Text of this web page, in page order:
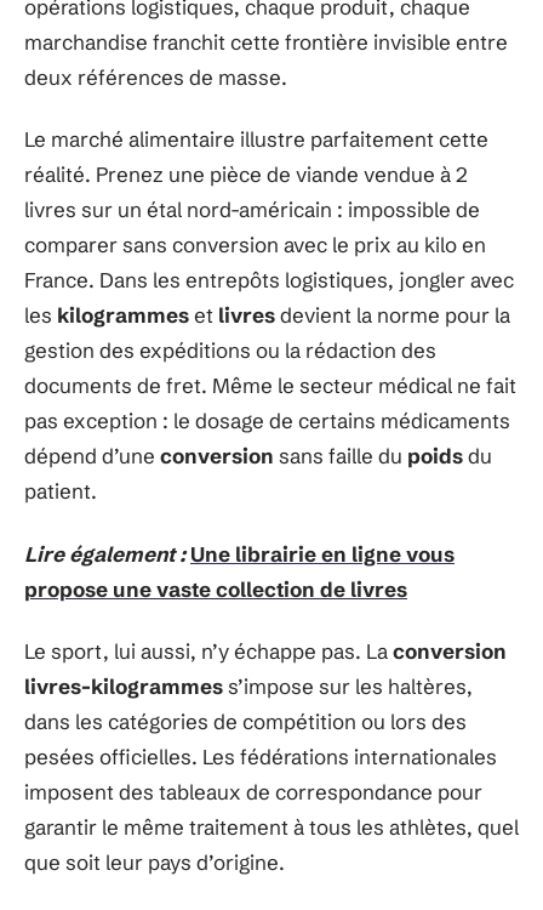
opérations logistiques, chaque produit, chaque
marchandise franchit cette frontière invisible entre
deux références de masse.
Le marché alimentaire illustre parfaitement cette
réalité. Prenez une pièce de viande vendue à 2
livres sur un étal nord-américain : impossible de
comparer sans conversion avec le prix au kilo en
France. Dans les entrepôts logistiques, jongler avec
les kilogrammeset livresdevient la norme pour la
gestion des expéditions ou la rédaction des
documents de fret. Même le secteur médical ne fait
pas exception : le dosage de certains médicaments
dépend d’une conversion sans faille du poidsdu
patient.
Lire également : Une librairie en ligne vous
propose une vaste collection de livres
Le sport, lui aussi, n’y échappe pas. Laconversion
livres-kilogrammess’impose sur les haltères,
dans les catégories de compétition ou lors des
pesées officielles. Les fédérations internationales
imposent des tableaux de correspondance pour
garantir le même traitement à tous les athlètes, quel
que soit leur pays d’origine.